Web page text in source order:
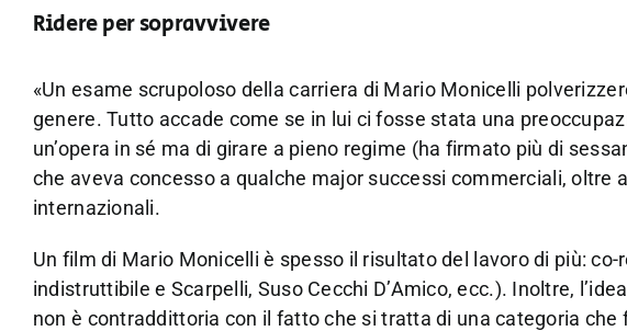
Ridere per sopravvivere
«Un esame scrupoloso della carriera di Mario Monicelli
genere. Tutto accade come se in lui ci fosse stata una
un’opera in sé ma di girare a pieno regime (ha firmato più di
che aveva concesso a qualche major successi commerciali, oltre
internazionali.
Un film di Mario Monicelli è spesso il risultato del lavoro di più:
indistruttibile e Scarpelli, Suso Cecchi D’Amico, ecc.). Inoltre,
non è contraddittoria con il fatto che si tratta di una categoria che